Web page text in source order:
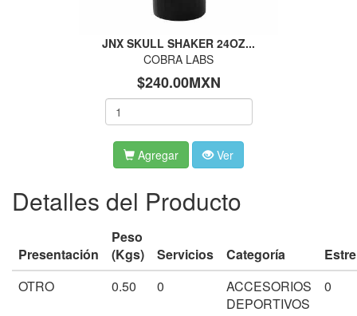
JNX SKULL SHAKER 24OZ...
COBRA LABS
$240.00MXN
Agregar Ver
Detalles del Producto
Presentación
Peso
(Kgs)
Servicios Categoría
OTRO
0.50 0
ACCESORIOS
DEPORTIVOS
0